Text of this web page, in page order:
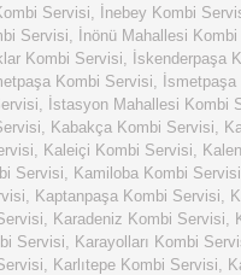
Servisi, İnebey Kombi
Servisi, İnönü Mahallesi
Kombi Servisi, İskenderpaşa
Kombi Servisi,
, İstasyon Mahallesi Kombi
, Kabakça Kombi Servisi,
, Kaleiçi Kombi Servisi,
Servisi, Kamiloba Kombi Servisi
, Kaptanpaşa Kombi Servisi,
, Karadeniz Kombi Servisi,
Servisi, Karayolları Kombi
, Karlıtepe Kombi Servisi,